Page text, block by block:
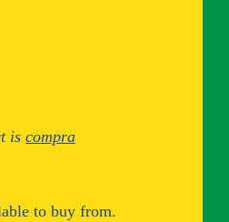
is compra
to buy from.